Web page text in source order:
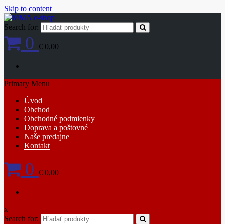
Skip to content
Search for:
0 € 0,00
Primary Menu
Úvod
Obchod
Obchodné podmienky
Doprava a poštovné
Naše predajne
Kontakt
0 € 0,00
x
Search for: